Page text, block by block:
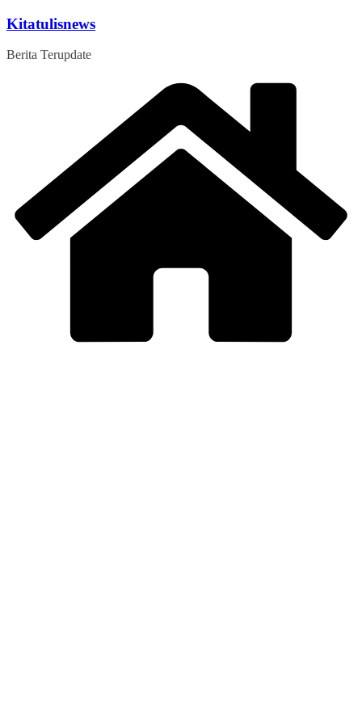
Skip
content
Kitatulisnews
Berita Terupdate